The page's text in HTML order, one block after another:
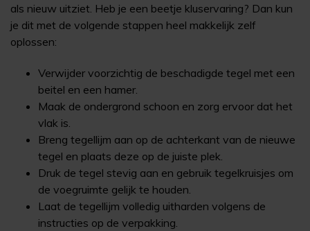
als nieuw uitziet. Heb je een beetje kluservaring? Dan kun
je dit met de volgende stappen heel makkelijk zelf
oplossen:
Verwijder voorzichtig de beschadigde tegel met een
beitel en een hamer.
Maak de ondergrond schoon en zorg ervoor dat het
vlak is.
Breng tegellijm aan op de achterkant van de nieuwe
tegel en plaats deze op de juiste plek.
Druk de tegel stevig aan en gebruik tegelkruisjes om
de voegruimte gelijk te houden.
Laat de tegellijm volledig uitharden volgens de
instructies op de verpakking.